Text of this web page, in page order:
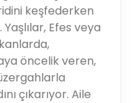
keşfederken
Efes veya
öncelik veren,
çıkarıyor. Aile